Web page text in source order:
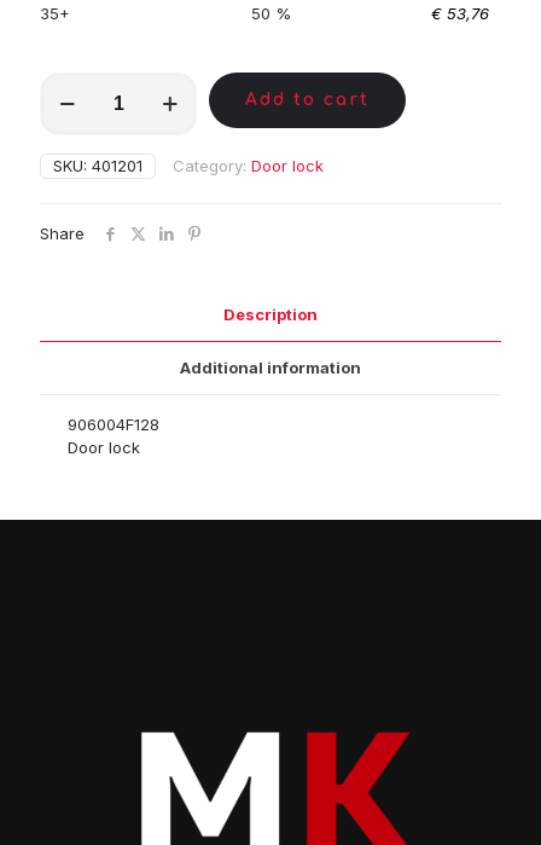
35+ 50 % € 53,76
quantity
Add to cart
SKU: 401201 Category: Door lock
Share
Description
Additional information
906004F128
Door lock